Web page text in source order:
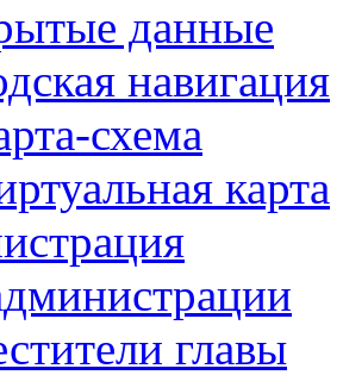
данные
навигация
схема
карта
главы